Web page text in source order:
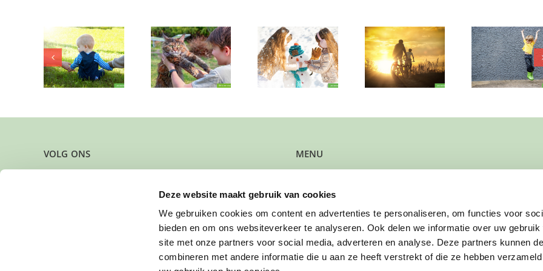
Deze website maakt gebruik van cookies
We gebruiken cookies om content en advertenties te personaliseren, om functies voor
bieden en om ons websiteverkeer te analyseren. Ook delen we informatie over uw gebruik
site met onze partners voor social media, adverteren en analyse. Deze partners kunnen
combineren met andere informatie die u aan ze heeft verstrekt of die ze hebben
Gun jij deze
broertjes om de
beurt een fijne
plek?
Heb jij een fijne
plek waar twee
zusjes zichzelf
mogen zijn?
Wil jij af en toe
iets
ondernemen
met deze
actieve jongen
(8)?
Mag dit lieve
lachebekje bij
jullie komen
spelen?
Een
rust,
en een
VOLG ONS MENU
Kun je steun gebruiken?
Wil je een gezin verwijzen?
Werk je bij de gemeente?
Wil je solliciteren?
Wil je doneren?